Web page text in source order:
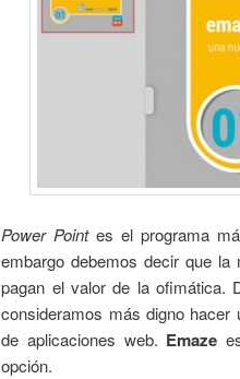
Power Pointes el programa
embargo debemos decir que
pagan el valor de la ofimática.
consideramos más digno
de aplicaciones web. Emaze
opción.